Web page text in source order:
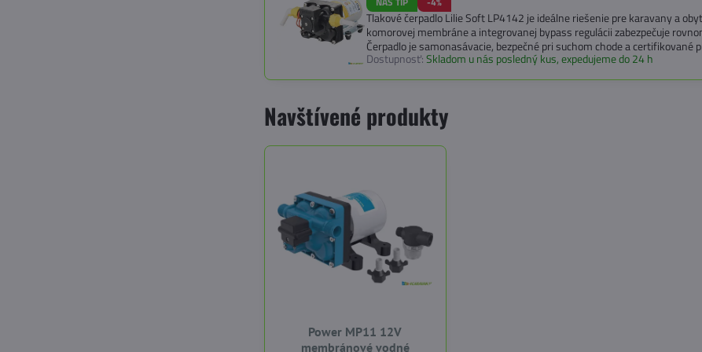
Tlakové čerpadlo Lilie Soft LP4142 je ideálne riešenie pre karavany a
komorovej membráne a integrovanej bypass regulácii zabezpečuje
Čerpadlo je samonasávacie, bezpečné pri suchom chode a certifikované
Dostupnosť:Skladom u nás posledný kus, expedujeme do 24 h
Navštívené produkty
Power MP11 12V
membránové vodné